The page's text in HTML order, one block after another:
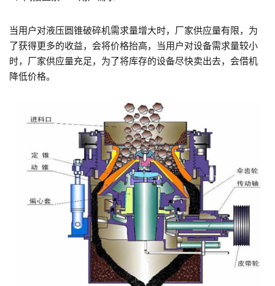
当用户对液压圆锥破碎机需求量增大时，厂家供应量有限，为
了获得更多的收益，会将价格抬高，当用户对设备需求量较小
时，厂家供应量充足，为了将库存的设备尽快卖出去，会借机
降低价格。